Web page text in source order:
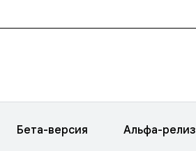
Бета-версия Альфа-релиз